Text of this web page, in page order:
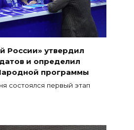
России» утвердил
и определил
программы
состоялся первый этап